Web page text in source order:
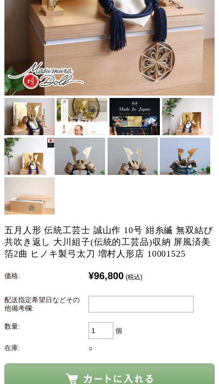
五月人形 伝統工芸士 誠山作 10号 紺糸縅 無双結び
共吹き返し 大川組子(伝統的工芸品)収納 屏風済美
箔2曲 ヒノキ製弓太刀 増村人形店 10001525
価格: ¥96,800 (税込)
配送指定希望日などその
他備考欄:
数量:
個
在庫: ○